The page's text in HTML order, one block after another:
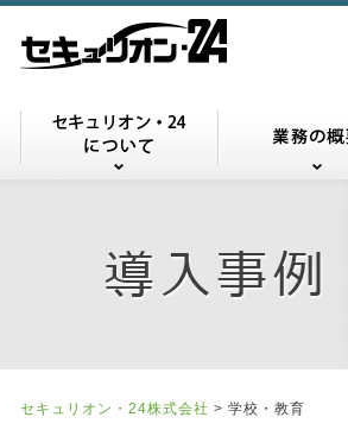
セキュリオン・24株式会社 > 学校・教育